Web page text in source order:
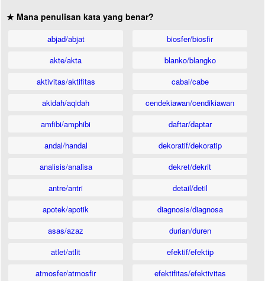
★ Mana penulisan kata yang benar?
abjad/abjat
akte/akta
aktivitas/aktifitas
akidah/aqidah
amfibi/amphibi
andal/handal
analisis/analisa
antre/antri
apotek/apotik
asas/azaz
atlet/atlit
atmosfer/atmosfir
biosfer/biosfir
blanko/blangko
cabai/cabe
cendekiawan/cendikiawan
daftar/daptar
dekoratif/dekoratip
dekret/dekrit
detail/detil
diagnosis/diagnosa
durian/duren
efektif/efektip
efektifitas/efektivitas